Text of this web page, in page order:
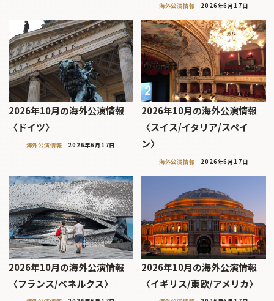
海外公演情報 2026年6月17日
2026年10月の海外公演情報
〈ドイツ〉
海外公演情報 2026年6月17日
2026年10月の海外公演情報
〈スイス/イタリア/スペイ
ン〉
海外公演情報 2026年6月17日
2026年10月の海外公演情報
〈フランス/ベネルクス〉
2026年10月の海外公演情報
〈イギリス/東欧/アメリカ〉